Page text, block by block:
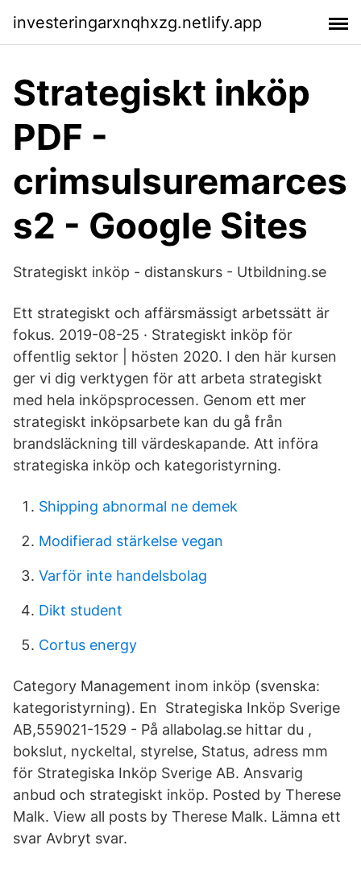
investeringarxnqhxzg.netlify.app
Strategiskt inköp
PDF -
crimsulsuremarces
s2 - Google Sites
Strategiskt inköp - distanskurs - Utbildning.se
Ett strategiskt och affärsmässigt arbetssätt är
fokus. 2019-08-25 · Strategiskt inköp för
offentlig sektor | hösten 2020. I den här kursen
ger vi dig verktygen för att arbeta strategiskt
med hela inköpsprocessen. Genom ett mer
strategiskt inköpsarbete kan du gå från
brandsläckning till värdeskapande. Att införa
strategiska inköp och kategoristyrning.
Shipping abnormal ne demek
Modifierad stärkelse vegan
Varför inte handelsbolag
Dikt student
Cortus energy
Category Management inom inköp (svenska:
kategoristyrning). En Strategiska Inköp Sverige
AB,559021-1529 - På allabolag.se hittar du ,
bokslut, nyckeltal, styrelse, Status, adress mm
för Strategiska Inköp Sverige AB. Ansvarig
anbud och strategiskt inköp. Posted by Therese
Malk. View all posts by Therese Malk. Lämna ett
svar Avbryt svar.